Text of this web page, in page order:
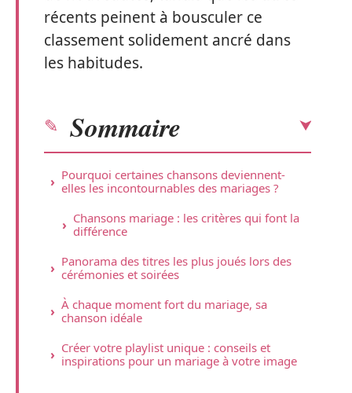
récents peinent à bousculer ce
classement solidement ancré dans
les habitudes.
Sommaire
Pourquoi certaines chansons deviennent-
elles les incontournables des mariages ?
Chansons mariage : les critères qui font la
différence
Panorama des titres les plus joués lors des
cérémonies et soirées
À chaque moment fort du mariage, sa
chanson idéale
Créer votre playlist unique : conseils et
inspirations pour un mariage à votre image